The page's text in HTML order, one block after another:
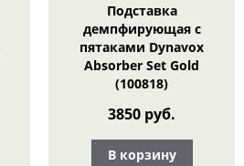
Подставка
демпфирующая с
пятаками Dynavox
Absorber Set Gold
(100818)
3850 руб.
В корзину